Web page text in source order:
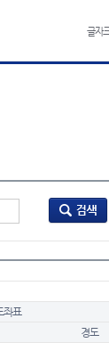
글자
좌표
경도